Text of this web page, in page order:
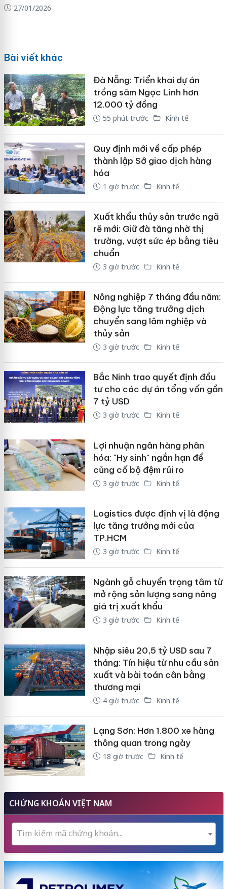
27/01/2026
Bài viết khác
Đà Nẵng: Triển khai dự án
trồng sâm Ngọc Linh hơn
12.000 tỷ đồng
55 phút trước Kinh tế
Quy định mới về cấp phép
thành lập Sở giao dịch hàng
hóa
1 giờ trước Kinh tế
Xuất khẩu thủy sản trước ngã
rẽ mới: Giữ đà tăng nhờ thị
trường, vượt sức ép bằng tiêu
chuẩn
3 giờ trước Kinh tế
Nông nghiệp 7 tháng đầu năm:
Động lực tăng trưởng dịch
chuyển sang lâm nghiệp và
thủy sản
3 giờ trước Kinh tế
Bắc Ninh trao quyết định đầu
tư cho các dự án tổng vốn gần
7 tỷ USD
3 giờ trước Kinh tế
Lợi nhuận ngân hàng phân
hóa: "Hy sinh" ngắn hạn để
củng cố bộ đệm rủi ro
3 giờ trước Kinh tế
Logistics được định vị là động
lực tăng trưởng mới của
TP.HCM
3 giờ trước Kinh tế
Ngành gỗ chuyển trọng tâm từ
mở rộng sản lượng sang nâng
giá trị xuất khẩu
3 giờ trước Kinh tế
Nhập siêu 20,5 tỷ USD sau 7
tháng: Tín hiệu từ nhu cầu sản
xuất và bài toán cân bằng
thương mại
4 giờ trước Kinh tế
Lạng Sơn: Hơn 1.800 xe hàng
thông quan trong ngày
18 giờ trước Kinh tế
CHỨNG KHOÁN VIỆT NAM
Tìm kiếm mã chứng khoán...